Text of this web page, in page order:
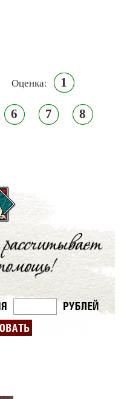
Оценка: 1
6 7 8